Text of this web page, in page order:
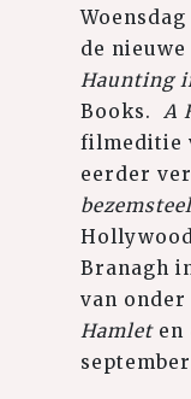
de
Haunting
Books. A
filmeditie
eerder
bezemsteel
Branagh
van onder
Hamleten